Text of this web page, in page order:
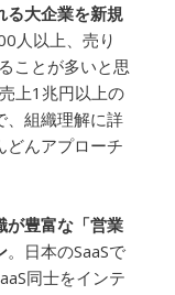
る大企業を新規
人以上、売り
ことが多いと思
上1兆円以上の
、組織理解に詳
どんアプローチ
が豊富な「営業
。日本のSaaSで
同士をインテ